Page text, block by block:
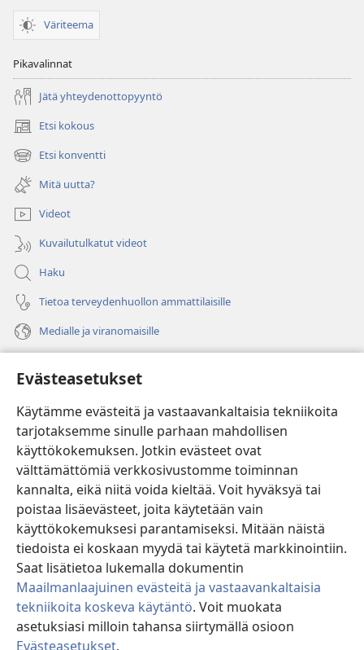
Evästeasetukset
Käytämme evästeitä ja vastaavankaltaisia tekniikoita
tarjotaksemme sinulle parhaan mahdollisen
käyttökokemuksen. Jotkin evästeet ovat
välttämättömiä verkkosivustomme toiminnan
kannalta, eikä niitä voida kieltää. Voit hyväksyä tai
poistaa lisäevästeet, joita käytetään vain
käyttökokemuksesi parantamiseksi. Mitään näistä
tiedoista ei koskaan myydä tai käytetä markkinointiin.
Saat lisätietoa lukemalla dokumentin
Maailmanlaajuinen evästeitä ja vastaavankaltaisia
tekniikoita koskeva käytäntö. Voit muokata
asetuksiasi milloin tahansa siirtymällä osioon
Evästeasetukset.
Väriteema
Pikavalinnat
Jätä yhteydenottopyyntö
Etsi kokous
(avaa
uuden
ikkunan)
Etsi konventti
(avaa
uuden
ikkunan)
Mitä uutta?
Videot
Kuvailutulkatut videot
Haku
Tietoa terveydenhuollon ammattilaisille
Medialle ja viranomaisille
(avaa
uuden
ikkunan)Vartiotornin VERKKOKIRJASTO
(avaa
uuden
ikkunan)JW Hub ®
(avaa
uuden
ikkunan)
®
Watchtower Library
Copyright© 2026 Watch Tower Bible and Tract Society of Pennsylvania.